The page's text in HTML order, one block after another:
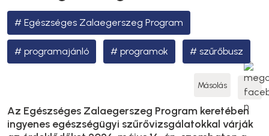
Egészséges Zalaegerszeg Program
programajánló programok szűrőbusz
Másolás
Az Egészséges Zalaegerszeg Program keretében
ingyenes egészségügyi szűrővizsgálatokkal várják